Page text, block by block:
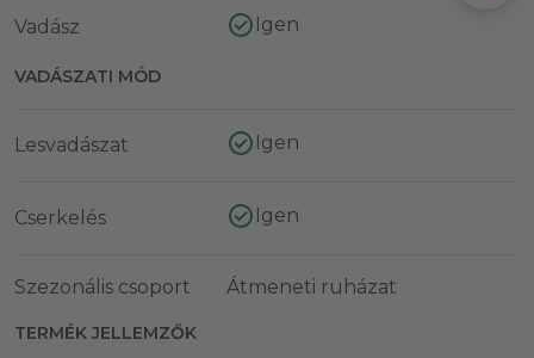
Vadász Igen
VADÁSZATI MÓD
Lesvadászat Igen
Cserkelés Igen
Szezonális csoport Átmeneti ruházat
TERMÉK JELLEMZŐK